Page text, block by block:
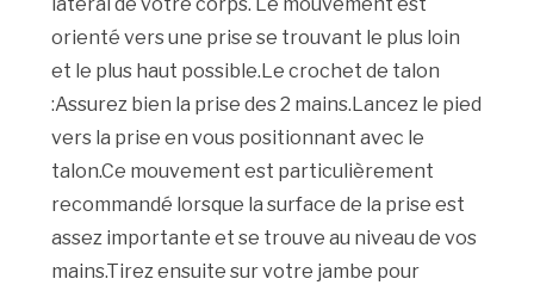
orienté vers une prise se trouvant le plus loin
et le plus haut possible.Le crochet de talon
:Assurez bien la prise des 2 mains.Lancez le pied
vers la prise en vous positionnant avec le
talon.Ce mouvement est particulièrement
recommandé lorsque la surface de la prise est
assez importante et se trouve au niveau de vos
mains.Tirez ensuite sur votre jambe pour